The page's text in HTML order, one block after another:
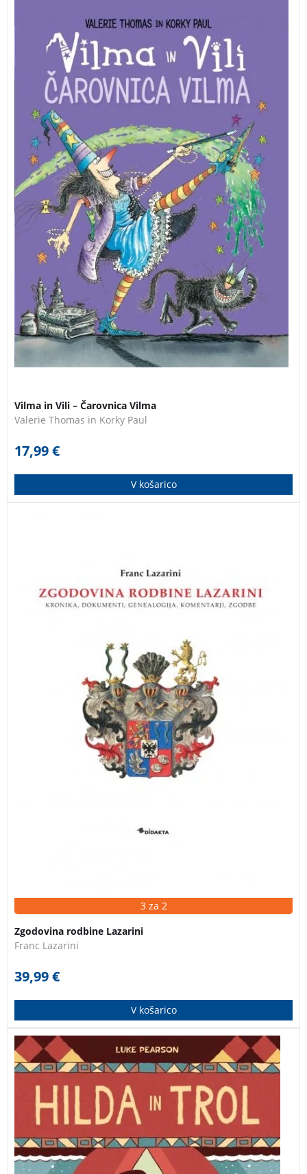
ČRNIM mačkom Vilijem. Seveda to pomeni, da Vilma
včasih PO NESREČI stopi nanj. AUČ!
Prva knjiga iz serije – v svetu je bilo do sedaj prodanih
že več kot devet milijonov izvodov.
Vilma in Vili – Čarovnica Vilma
Valerie Thomas in Korky Paul
17,99€
V košarico
plemiški naziv (1687 nižje plemstvo, 1770 oziroma
1771 baronski naslov) in katere predstavniki so bili od
17. pa vse do prve polovice 20. stoletja nosilci
temveč tudi na Štajerskem in drugod po habsburški
3 za 2
Zgodovina rodbine Lazarini
Franc Lazarini
39,99€
V košarico
Prva knjiga v seriji svetovno znanih stripov o
dogodivščinah pustolovske deklica Hilde, ki živi nekje
na severu, v svetu fjordov, gozdov in magičnih bitij. V
pričujoči spoznamo dekličin svet, Hilda pa se
spoprijatelji s trolom. Knjiga je prejela priznanje Zlata
hruška, ki ga za kakovostno mladinsko književnost
podeljuje Mestna knjižnica Ljubljana.